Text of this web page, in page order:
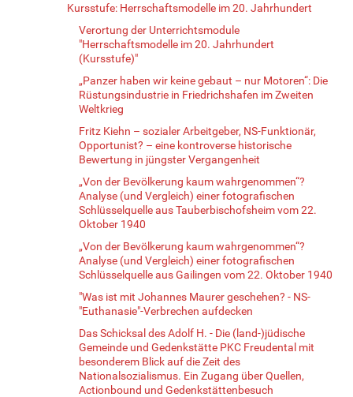
Kursstufe: Herrschaftsmodelle im 20. Jahrhundert
Verortung der Unterrichtsmodule
"Herrschaftsmodelle im 20. Jahrhundert
(Kursstufe)"
„Panzer haben wir keine gebaut – nur Motoren“: Die
Rüstungsindustrie in Friedrichshafen im Zweiten
Weltkrieg
Fritz Kiehn – sozialer Arbeitgeber, NS-Funktionär,
Opportunist? – eine kontroverse historische
Bewertung in jüngster Vergangenheit
„Von der Bevölkerung kaum wahrgenommen“?
Analyse (und Vergleich) einer fotografischen
Schlüsselquelle aus Tauberbischofsheim vom 22.
Oktober 1940
„Von der Bevölkerung kaum wahrgenommen“?
Analyse (und Vergleich) einer fotografischen
Schlüsselquelle aus Gailingen vom 22. Oktober 1940
"Was ist mit Johannes Maurer geschehen? - NS-
"Euthanasie"-Verbrechen aufdecken
Das Schicksal des Adolf H. - Die (land-)jüdische
Gemeinde und Gedenkstätte PKC Freudental mit
besonderem Blick auf die Zeit des
Nationalsozialismus. Ein Zugang über Quellen,
Actionbound und Gedenkstättenbesuch